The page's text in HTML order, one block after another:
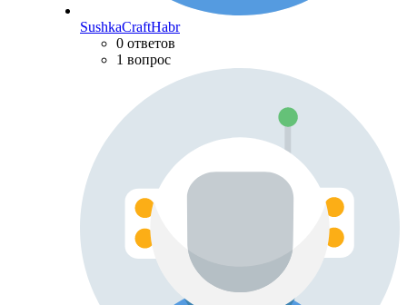
SushkaCraftHabr
0 ответов
1 вопрос